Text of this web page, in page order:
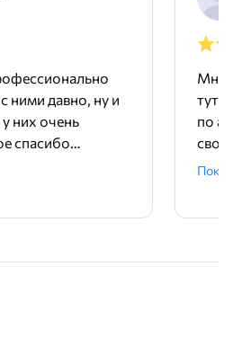
ними давно, ну и
них очень
спасибо
Мне
тут
по